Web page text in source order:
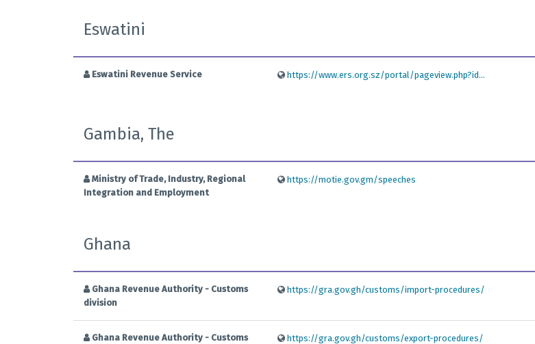
Eswatini
Eswatini Revenue Service https://www.ers.org.sz/portal/pageview.php?id...
Gambia, The
Ministry of Trade, Industry, Regional
Integration and Employment
https://motie.gov.gm/speeches
Ghana
Ghana Revenue Authority - Customs
division
https://gra.gov.gh/customs/import-procedures/
Ghana Revenue Authority - Customs
https://gra.gov.gh/customs/export-procedures/